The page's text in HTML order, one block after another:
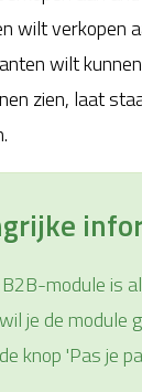
wilt verkopen
wilt
zien, laat
module is
je de module
knop 'Pas je